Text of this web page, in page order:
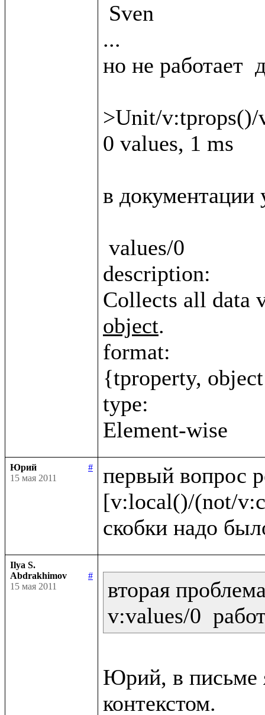
...
но не работает
>Unit/v:tprops()/
0 values, 1 ms
в документации
description:
Collects all data
object.
format:
{tproperty,
type:
Юрий
#
15 мая 2011
первый вопрос
[v:local()/(not/
Ilya S.
Abdrakhimov
#
15 мая 2011
вторая
Юрий, в письме
контекстом.